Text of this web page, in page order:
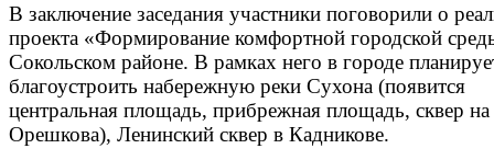
В заключение заседания участники поговорили о
проекта «Формирование комфортной городской
Сокольском районе. В рамках него в городе
благоустроить набережную реки Сухона (появится
центральная площадь, прибрежная площадь, сквер на
Орешкова), Ленинский сквер в Кадникове.